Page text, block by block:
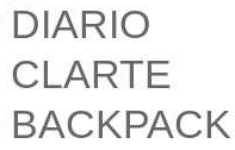
DIARIO
CLARTE
BACKPACK